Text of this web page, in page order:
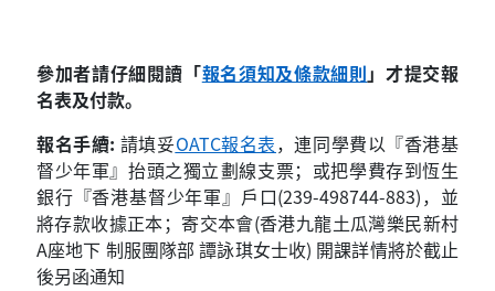
參加者請仔細閱讀「報名須知及條款細則」才提交報
名表及付款。
報名手續: 請填妥OATC報名表，連同學費以『香港基
督少年軍』抬頭之獨立劃線支票；或把學費存到恆生
銀行『香港基督少年軍』戶口(239-498744-883)，並
將存款收據正本；寄交本會(香港九龍土瓜灣樂民新村
A座地下 制服團隊部 譚詠琪女士收) 開課詳情將於截止
後另函通知